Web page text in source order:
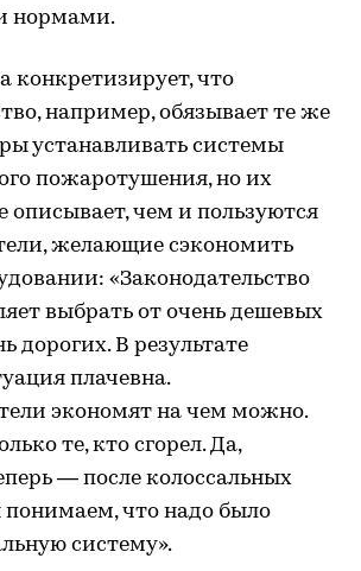
нормами.
конкретизирует, что
например, обязывает те же
устанавливать системы
пожаротушения, но их
описывает, чем и пользуются
желающие сэкономить
«Законодательство
выбрать от очень дешевых
дорогих. В результате
плачевна.
экономят на чем можно.
те, кто сгорел. Да,
— после колоссальных
что надо было
систему».